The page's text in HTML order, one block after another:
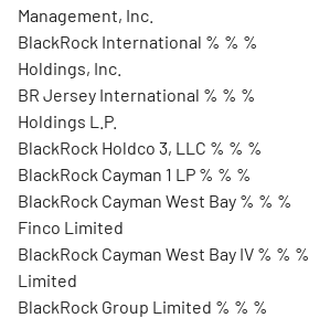
Management, Inc.
BlackRock International % % %
Holdings, Inc.
BR Jersey International % % %
Holdings L.P.
BlackRock Holdco 3, LLC % % %
BlackRock Cayman 1 LP % % %
BlackRock Cayman West Bay % % %
Finco Limited
BlackRock Cayman West Bay IV % % %
Limited
BlackRock Group Limited % % %